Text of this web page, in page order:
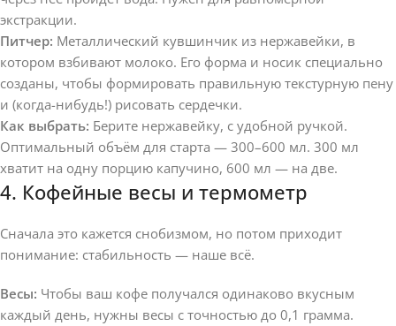
экстракции.
Питчер: Металлический кувшинчик из нержавейки, в
котором взбивают молоко. Его форма и носик специально
созданы, чтобы формировать правильную текстурную пену
и (когда-нибудь!) рисовать сердечки.
Как выбрать: Берите нержавейку, с удобной ручкой.
Оптимальный объём для старта — 300–600 мл. 300 мл
хватит на одну порцию капучино, 600 мл — на две.
4. Кофейные весы и термометр
Сначала это кажется снобизмом, но потом приходит
понимание: стабильность — наше всё.
Весы: Чтобы ваш кофе получался одинаково вкусным
каждый день, нужны весы с точностью до 0,1 грамма.